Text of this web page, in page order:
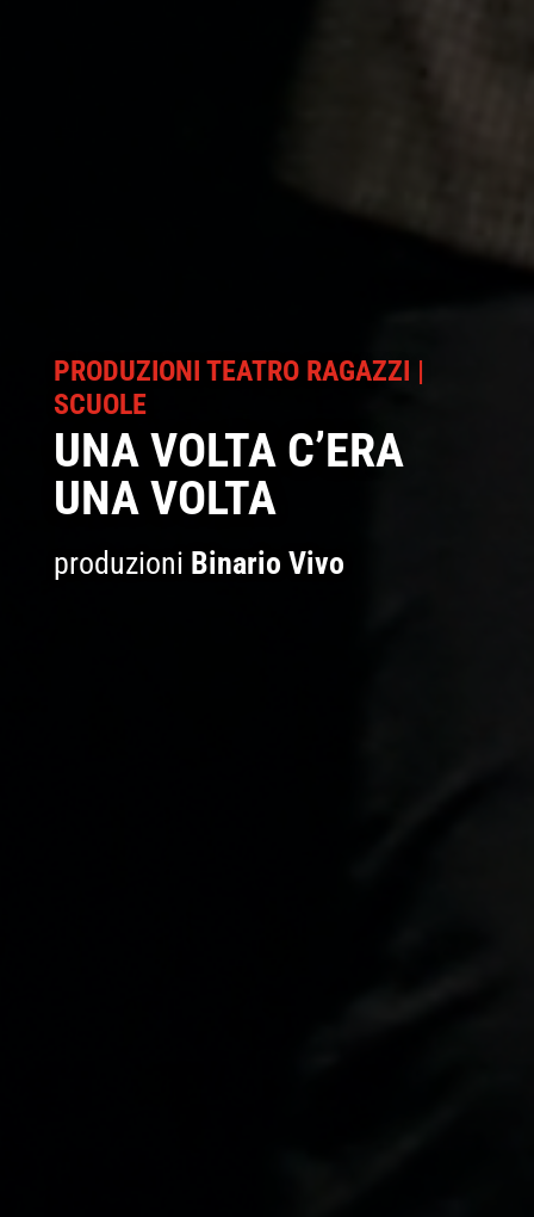
PRODUZIONI TEATRO RAGAZZI |
SCUOLE
UNA VOLTA C’ERA
UNA VOLTA
produzioni Binario Vivo